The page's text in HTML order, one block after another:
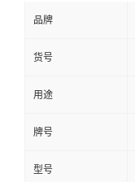
品牌
货号
用途
牌号
型号